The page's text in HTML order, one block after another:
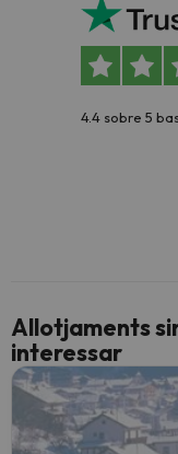
4.4 sobre 5
Allotjaments
interessar